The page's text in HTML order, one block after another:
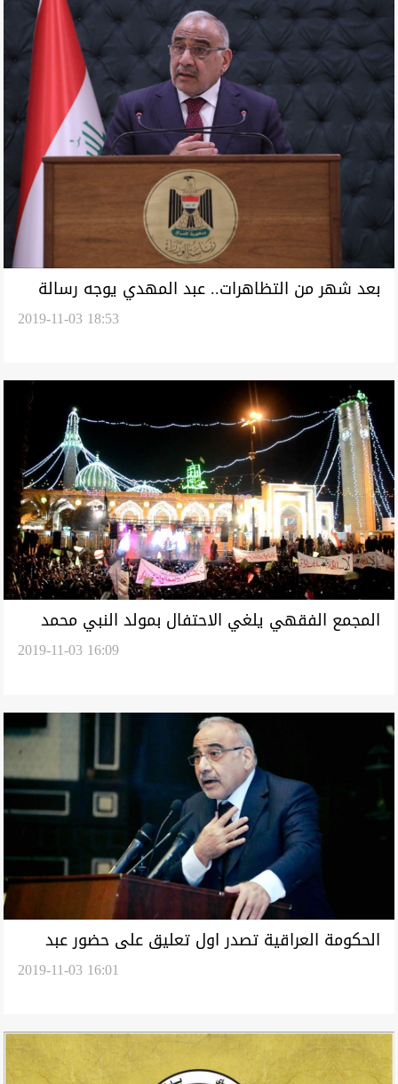
بعد شهر من التظاهرات.. عبد المهدي يوجه رسالة
2019-11-03 18:53
المجمع الفقهي يلغي الاحتفال بمولد النبي محمد
2019-11-03 16:09
الحكومة العراقية تصدر اول تعليق على حضور عبد
2019-11-03 16:01